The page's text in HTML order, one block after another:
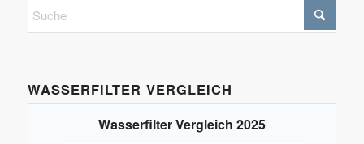
WASSERFILTER VERGLEICH
Wasserfilter Vergleich 2025